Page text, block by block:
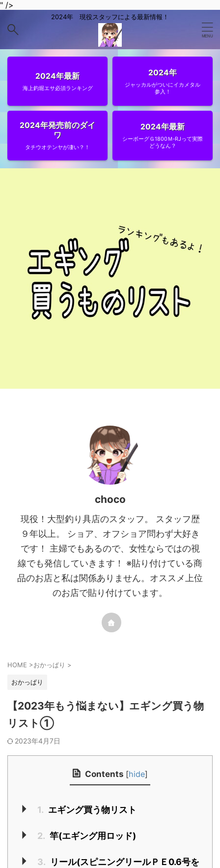
" />
2024年 現役スタッフによる最新情報！
2024年最新
海上釣堀エサ必須ランキング
2024年
ジャッカルがついにイカメタル
参入！
2024年発売前のダイ
ワ
タチウオテンヤが凄い？！
2024年最新
シーボーグＧ1800Ｍ‐RJって実際
どうなん？
choco
現役！大型釣り具店のスタッフ。 スタッフ歴
９年以上。 ショア、オフショア問わず大好き
です！ 主婦でもあるので、女性ならではの視
線でも発信していきます！ ※貼り付けている商
品のお店と私は関係ありません。オススメ上位
のお店で貼り付けています。
HOME >おかっぱり >
おかっぱり
【2023年もう悩まない】エギング買う物
リスト①
2023年4月7日
Contents [hide]
1. エギング買う物リスト
2. 竿(エギング用ロッド)
3.
リール(スピニングリールＰＥ0.6号を